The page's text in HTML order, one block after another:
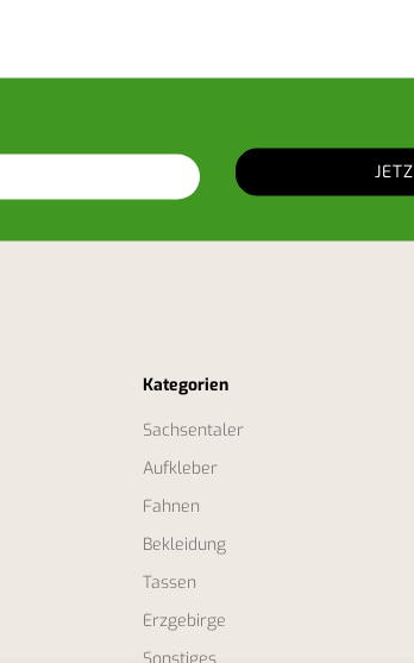
Kategorien
Sachsentaler
Aufkleber
Fahnen
Bekleidung
Tassen
Erzgebirge